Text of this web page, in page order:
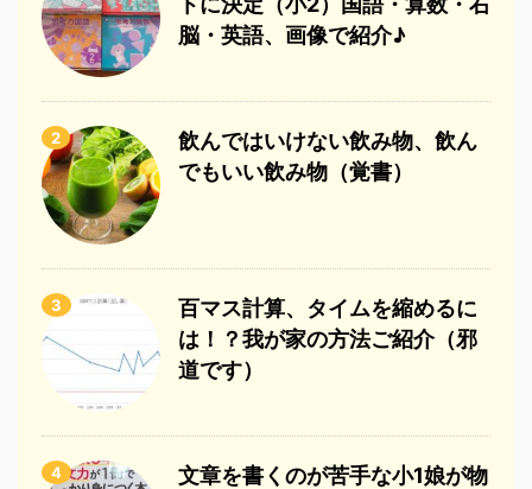
脳・英語、画像で紹介♪
2
飲んではいけない飲み物、飲ん
でもいい飲み物（覚書）
3
百マス計算、タイムを縮めるに
は！？我が家の方法ご紹介（邪
道です）
4
文章を書くのが苦手な小1娘が物